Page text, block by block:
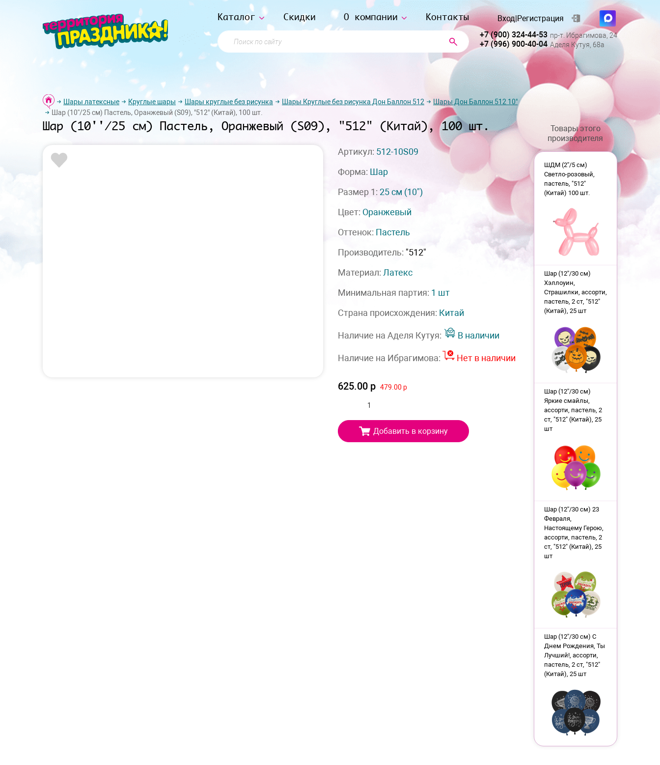
Каталог Скидки О компании Контакты
Поиск по сайту
Вход|Регистрация
+7 (900) 324-44-53 пр-т. Ибрагимова, 24
+7 (996) 900-40-04 Аделя Кутуя, 68а
Шары латексные Круглые шары Шары круглые без рисунка Шары Круглые без рисунка Дон Баллон 512
Шары Дон Баллон 512 10"
Шар (10''/25 см) Пастель, Оранжевый (S09), "512" (Китай), 100 шт.
Шар (10''/25 см) Пастель, Оранжевый (S09), "512" (Китай), 100 шт.
Артикул: 512-10S09
Форма: Шар
Размер 1: 25 см (10")
Цвет: Оранжевый
Оттенок: Пастель
Производитель: "512"
Материал: Латекс
Минимальная партия: 1 шт
Страна происхождения: Китай
Наличие на Аделя Кутуя: В наличии
Наличие на Ибрагимова: Нет в наличии
625.00 р 479.00 р
Добавить в корзину
Товары этого
производителя
ШДМ (2''/5 см)
Светло-розовый,
пастель, "512"
(Китай) 100 шт.
Шар (12''/30 см)
Хэллоуин,
Страшилки, ассорти,
пастель, 2 ст, "512"
(Китай), 25 шт
Шар (12''/30 см)
Яркие смайлы,
ассорти, пастель, 2
ст, "512" (Китай), 25
шт
Шар (12''/30 см) 23
Февраля,
Настоящему Герою,
ассорти, пастель, 2
ст, "512" (Китай), 25
шт
Шар (12''/30 см) С
Днем Рождения, Ты
Лучший!, ассорти,
пастель, 2 ст, "512"
(Китай), 25 шт